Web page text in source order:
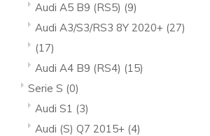
Audi A5 B9 (RS5) (9)
Audi A3/S3/RS3 8Y 2020+ (27)
(17)
Audi A4 B9 (RS4) (15)
Serie S (0)
Audi S1 (3)
Audi (S) Q7 2015+ (4)